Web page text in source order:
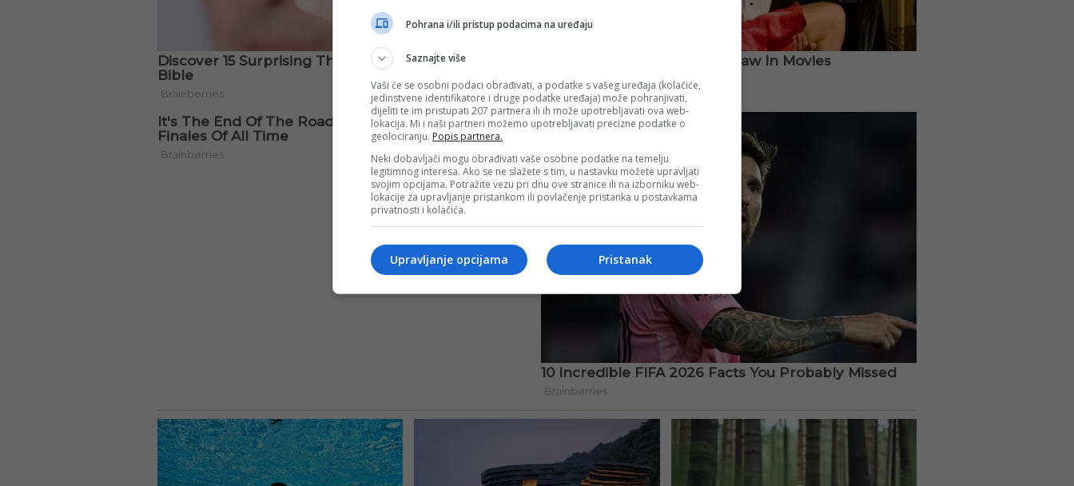
Pohrana i/ili pristup podacima na uređaju
Saznajte više
Vaši će se osobni podaci obrađivati, a podatke s vašeg uređaja (kolačiće,
jedinstvene identifikatore i druge podatke uređaja) može pohranjivati,
dijeliti te im pristupati 207 partnera ili ih može upotrebljavati ova web-
lokacija. Mi i naši partneri možemo upotrebljavati precizne podatke o
geolociranju. Popis partnera.
Neki dobavljači mogu obrađivati vaše osobne podatke na temelju
legitimnog interesa. Ako se ne slažete s tim, u nastavku možete upravljati
svojim opcijama. Potražite vezu pri dnu ove stranice ili na izborniku web-
lokacije za upravljanje pristankom ili povlačenje pristanka u postavkama
privatnosti i kolačića.
Pristanak
Upravljanje opcijama